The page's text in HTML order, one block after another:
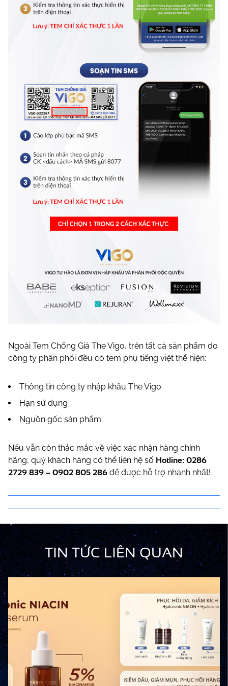
Ngoài Tem Chống Giả The Vigo, trên tất cả sản phẩm do
công ty phân phối đều có tem phụ tiếng việt thể hiện:
Thông tin công ty nhập khẩu The Vigo
Hạn sử dụng
Nguồn gốc sản phẩm
Nếu vẫn còn thắc mắc về việc xác nhận hàng chính
hãng, quý khách hàng có thể liên hệ số Hotline: 0286
2729 839–0902 805 286 để được hỗ trợ nhanh nhất!
TIN TỨC LIÊN QUAN